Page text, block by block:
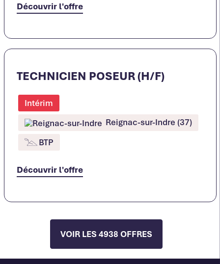
Découvrir l'offre
TECHNICIEN POSEUR (H/F)
Intérim
Reignac-sur-Indre (37)
BTP
Découvrir l'offre
VOIR LES 4938 OFFRES